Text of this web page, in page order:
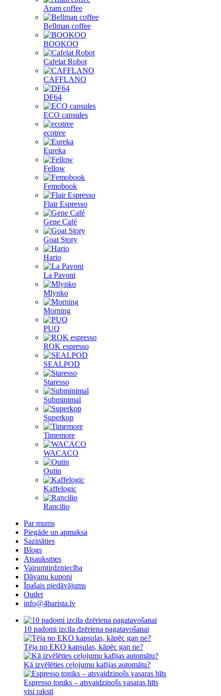
Aram coffee
Bellman coffee
BOOKOO
Cafelat Robot
CAFFLANO
DF64
ECO capsules
ecotree
Eureka
Fellow
Femobook
Flair Espresso
Gene Café
Goat Story
Hario
La Pavoni
Mlynko
Morning
PUQ
ROK espresso
SEALPOD
Staresso
Subminimal
Superkop
Timemore
WACACO
Outin
Kaffelogic
Rancilio
Par mums
Piegāde un apmaksa
Sazināties
Blogs
Atsauksmes
Vairumtirdzniecība
Dāvanu kuponi
Īpašais piedāvājums
Outlet
info@4barista.lv
10 padomi izcila dzēriena pagatavošanai
Tēja no EKO kapsulas, kāpēc gan ne?
Kā izvēlēties ceļojumu kafijas automātu?
Espresso toniks – atsvaidzinošs vasaras hīts
visi raksti